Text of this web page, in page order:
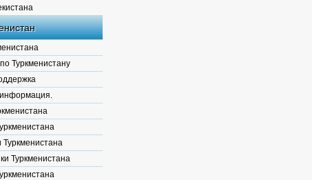
Туркменистану
Туркменистана
Туркменистана